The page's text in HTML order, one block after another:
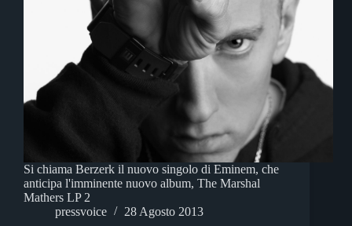
Si chiama Berzerk il nuovo singolo di Eminem, che
anticipa l'imminente nuovo album, The Marshal
Mathers LP 2
pressvoice
28 Agosto 2013